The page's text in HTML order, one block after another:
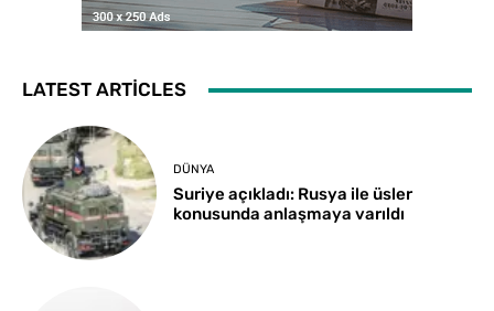
LATEST ARTICLES
DÜNYA
Suriye açıkladı: Rusya ile üsler
konusunda anlaşmaya varıldı